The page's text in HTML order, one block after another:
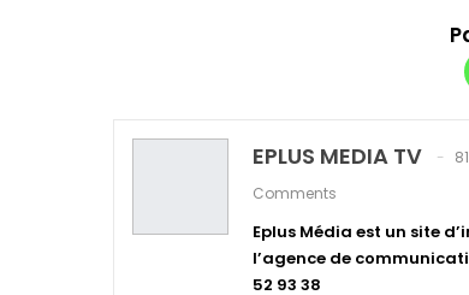
EPLUS MEDIA TV
Comments
Eplus Média est un site
l’agence de
52 93 38